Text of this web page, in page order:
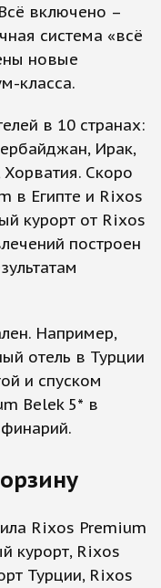
включено –
система «всё
новые
класса.
в 10 странах:
Ирак,
Хорватия. Скоро
в Египте и Rixos
курорт от Rixos
построен
Например,
отель в Турции
и спуском
Belek 5* в
Rixos Premium
курорт, Rixos
Турции, Rixos